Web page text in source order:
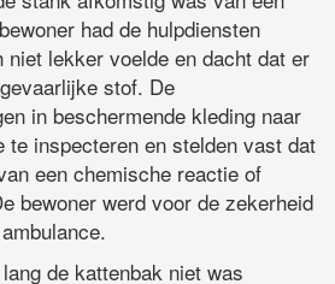
had de hulpdiensten
niet lekker voelde en dacht dat er
stof. De
in beschermende kleding naar
te inspecteren en stelden vast dat
een chemische reactie of
bewoner werd voor de zekerheid
de kattenbak niet was